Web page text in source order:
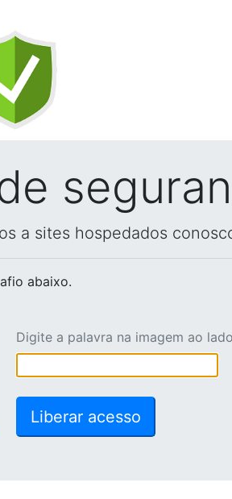
a sites hospedados
abaixo.
Digite a palavra na imagem ao